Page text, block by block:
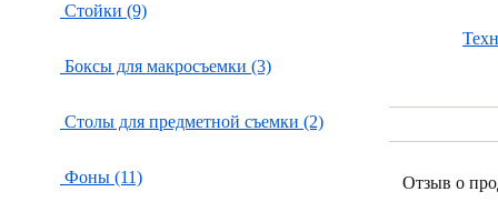
Стойки (9)
Боксы для макросъемки (3)
Столы для предметной съемки (2)
Фоны (11) Отзыв о